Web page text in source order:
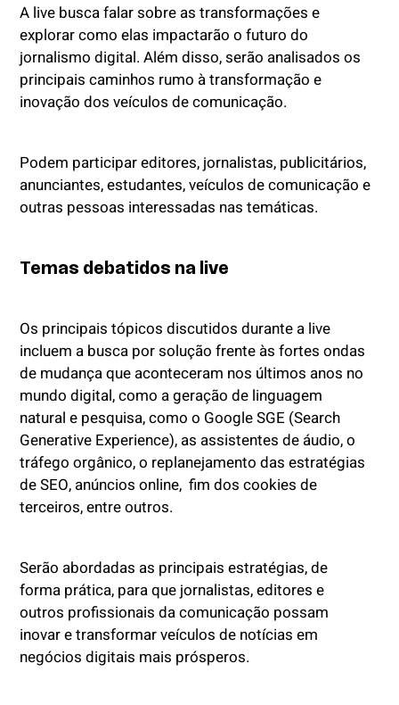
A live busca falar sobre as transformações e
explorar como elas impactarão o futuro do
jornalismo digital. Além disso, serão analisados os
principais caminhos rumo à transformação e
inovação dos veículos de comunicação.
Podem participar editores, jornalistas, publicitários,
anunciantes, estudantes,veículos de comunicação e
outras pessoas interessadas nas temáticas.
Temas debatidos na live
Os principais tópicos discutidos durante a live
incluem a busca por solução frente às fortes ondas
de mudança que aconteceram nos últimos anos no
mundo digital, como a geração de linguagem
natural e pesquisa, como o Google SGE (Search
Generative Experience), as assistentes de áudio, o
tráfego orgânico, o replanejamento das estratégias
de SEO, anúncios online, fim dos cookies de
terceiros, entre outros.
Serão abordadas as principais estratégias, de
forma prática, para que jornalistas, editores e
outros profissionais da comunicação possam
inovar e transformar veículos de notícias em
negócios digitais mais prósperos.